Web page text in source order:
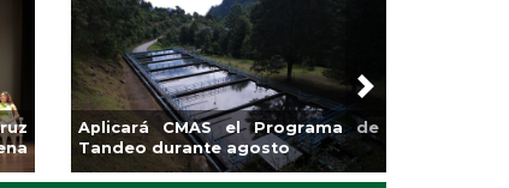
Aplicará CMAS el Programa de
Tandeo durante agosto
Next